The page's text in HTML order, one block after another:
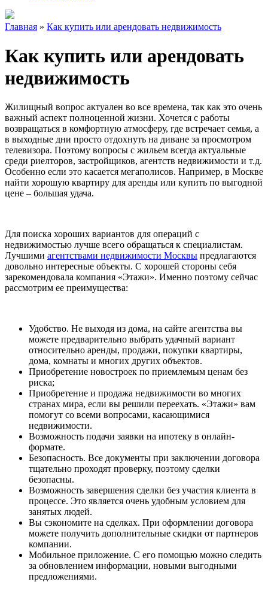
Главная » Как купить или арендовать недвижимость
Как купить или арендовать
недвижимость
Жилищный вопрос актуален во все времена, так как это очень
важный аспект полноценной жизни. Хочется с работы
возвращаться в комфортную атмосферу, где встречает семья, а
в выходные дни просто отдохнуть на диване за просмотром
телевизора. Поэтому вопросы с жильем всегда актуальные
среди риелторов, застройщиков, агентств недвижимости и т.д.
Особенно если это касается мегаполисов. Например, в Москве
найти хорошую квартиру для аренды или купить по выгодной
цене – большая удача.
Для поиска хороших вариантов для операций с
недвижимостью лучше всего обращаться к специалистам.
Лучшими агентствами недвижимости Москвы предлагаются
довольно интересные объекты. С хорошей стороны себя
зарекомендовала компания «Этажи». Именно поэтому сейчас
рассмотрим ее преимущества:
Удобство. Не выходя из дома, на сайте агентства вы
можете предварительно выбрать удачный вариант
относительно аренды, продажи, покупки квартиры,
дома, комнаты и многих других объектов.
Приобретение новостроек по приемлемым ценам без
риска;
Приобретение и продажа недвижимости во многих
странах мира, если вы решили переехать. «Этажи» вам
помогут со всеми вопросами, касающимися
недвижимости.
Возможность подачи заявки на ипотеку в онлайн-
формате.
Безопасность. Все документы при заключении договора
тщательно проходят проверку, поэтому сделки
безопасны.
Возможность завершения сделки без участия клиента в
процессе. Это является очень удобным условием для
занятых людей.
Вы сэкономите на сделках. При оформлении договора
можете получить дополнительные скидки от партнеров
компании.
Мобильное приложение. С его помощью можно следить
за обновлением информации, новыми выгодными
предложениями.